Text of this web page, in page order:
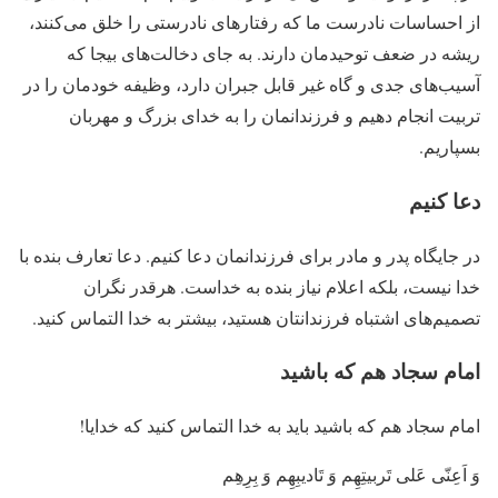
از احساسات نادرست ما که رفتارهای نادرستی را خلق می‌کنند،
ریشه در ضعف توحیدمان دارند. به جای دخالت‌های بیجا که
آسیب‌های جدی و گاه غیر قابل جبران دارد، وظیفه خودمان را در
تربیت انجام دهیم و فرزندانمان را به خدای بزرگ و مهربان
بسپاریم.
دعا کنیم
در جایگاه پدر و مادر برای فرزندانمان دعا کنیم. دعا تعارف بنده با
خدا نیست، بلکه اعلام نیاز بنده به خداست. هرقدر نگران
تصمیم‌های اشتباه فرزندانتان هستید، بیشتر به خدا التماس کنید.
امام سجاد هم که باشید
امام سجاد هم که باشید باید به خدا التماس کنید که خدایا!
وَ اَعِنّی عَلی تَربیتِهِم وَ تَادیبِهِم وَ بِرِهِم